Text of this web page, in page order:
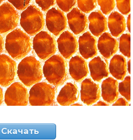
Скачать